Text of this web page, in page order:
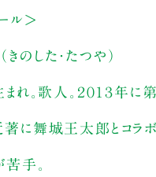
ル＞
のした・たつや）
まれ。歌人。２０１３年
著に舞城王太郎とコラ
苦手。